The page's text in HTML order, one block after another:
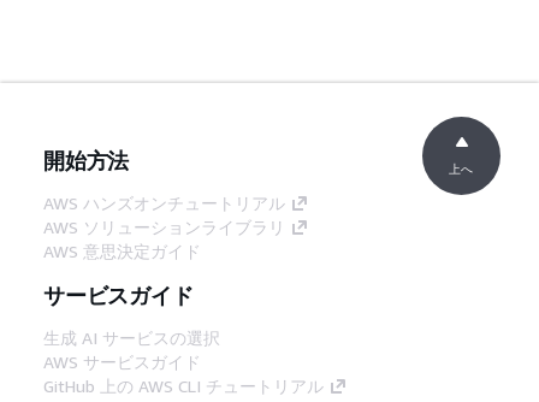
開始方法
AWS ハンズオンチュートリアル
AWS ソリューションライブラリ
AWS 意思決定ガイド
サービスガイド
生成 AI サービスの選択
AWS サービスガイド
GitHub 上の AWS CLI チュートリアル
上へ